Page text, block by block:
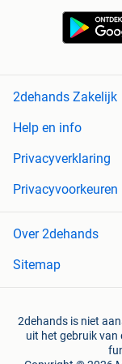
2dehands Zakelijk
Help en info
Privacyverklaring
Privacyvoorkeuren
Over 2dehands
Sitemap
2dehands is niet
uit het gebruik van